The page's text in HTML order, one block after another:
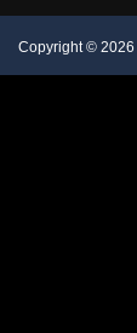
Copyright © 2026